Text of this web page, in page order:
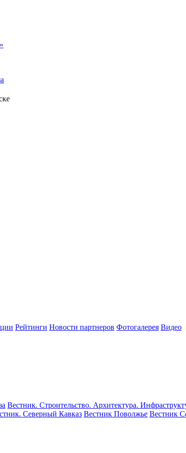
Рейтинги Новости партнеров Фотогалерея Видео
Вестник. Строительство. Архитектура.
Северный Кавказ Вестник Поволжье Вестник